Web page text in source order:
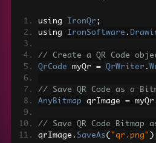
using IronQr ;
using
IronSoftware .
// Create a QR Code
QrCode myQr = QrWriter .
// Save QR Code as a
AnyBitmap qrImage = myQr
// Save QR Code Bitmap
qrImage . SaveAs( "qr.png"